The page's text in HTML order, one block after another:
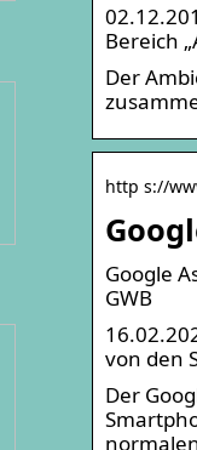
Bereich
Der
http s://
Google
GWB
von den
Der